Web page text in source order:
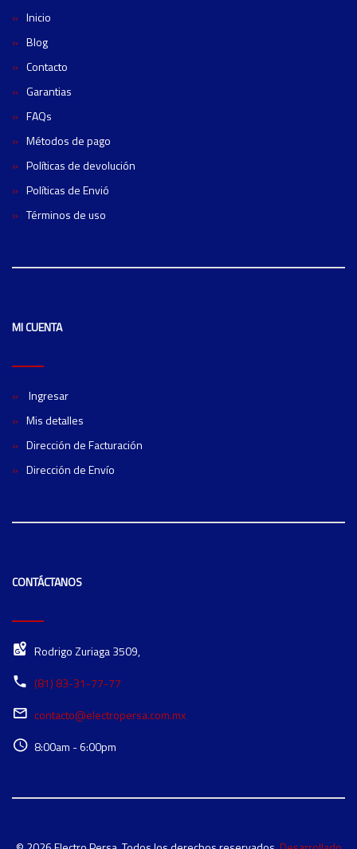
Inicio
Blog
Contacto
Garantias
FAQs
Métodos de pago
Políticas de devolución
Políticas de Envió
Términos de uso
MI CUENTA
Ingresar
Mis detalles
Dirección de Facturación
Dirección de Envío
CONTÁCTANOS
Rodrigo Zuriaga 3509,
(81) 83-31-77-77
contacto@electropersa.com.mx
8:00am - 6:00pm